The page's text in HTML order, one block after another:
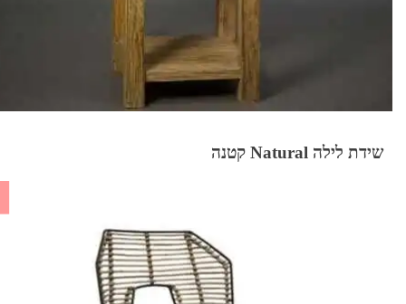
שידת לילה Natural קטנה